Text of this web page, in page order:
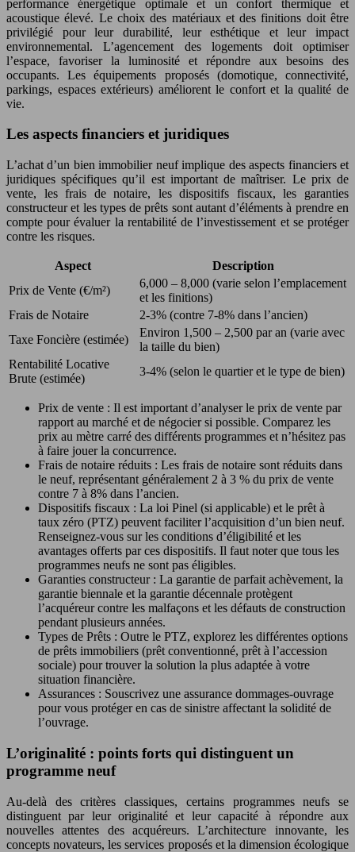
performance énergétique optimale et un confort thermique et
acoustique élevé. Le choix des matériaux et des finitions doit être
privilégié pour leur durabilité, leur esthétique et leur impact
environnemental. L’agencement des logements doit optimiser
l’espace, favoriser la luminosité et répondre aux besoins des
occupants. Les équipements proposés (domotique, connectivité,
parkings, espaces extérieurs) améliorent le confort et la qualité de
vie.
Les aspects financiers et juridiques
L’achat d’un bien immobilier neuf implique des aspects financiers et
juridiques spécifiques qu’il est important de maîtriser. Le prix de
vente, les frais de notaire, les dispositifs fiscaux, les garanties
constructeur et les types de prêts sont autant d’éléments à prendre en
compte pour évaluer la rentabilité de l’investissement et se protéger
contre les risques.
Aspect
Description
Prix de Vente (€/m²)
6,000 – 8,000 (varie selon l’emplacement
et les finitions)
Frais de Notaire
2-3% (contre 7-8% dans l’ancien)
Taxe Foncière (estimée)
Environ 1,500 – 2,500 par an (varie avec
la taille du bien)
Rentabilité Locative
Brute (estimée)
3-4% (selon le quartier et le type de bien)
Prix de vente : Il est important d’analyser le prix de vente par
rapport au marché et de négocier si possible. Comparez les
prix au mètre carré des différents programmes et n’hésitez pas
à faire jouer la concurrence.
Frais de notaire réduits : Les frais de notaire sont réduits dans
le neuf, représentant généralement 2 à 3 % du prix de vente
contre 7 à 8% dans l’ancien.
Dispositifs fiscaux : La loi Pinel (si applicable) et le prêt à
taux zéro (PTZ) peuvent faciliter l’acquisition d’un bien neuf.
Renseignez-vous sur les conditions d’éligibilité et les
avantages offerts par ces dispositifs. Il faut noter que tous les
programmes neufs ne sont pas éligibles.
Garanties constructeur : La garantie de parfait achèvement, la
garantie biennale et la garantie décennale protègent
l’acquéreur contre les malfaçons et les défauts de construction
pendant plusieurs années.
Types de Prêts : Outre le PTZ, explorez les différentes options
de prêts immobiliers (prêt conventionné, prêt à l’accession
sociale) pour trouver la solution la plus adaptée à votre
situation financière.
Assurances : Souscrivez une assurance dommages-ouvrage
pour vous protéger en cas de sinistre affectant la solidité de
l’ouvrage.
L’originalité : points forts qui distinguent un
programme neuf
Au-delà des critères classiques, certains programmes neufs se
distinguent par leur originalité et leur capacité à répondre aux
nouvelles attentes des acquéreurs. L’architecture innovante, les
concepts novateurs, les services proposés et la dimension écologique